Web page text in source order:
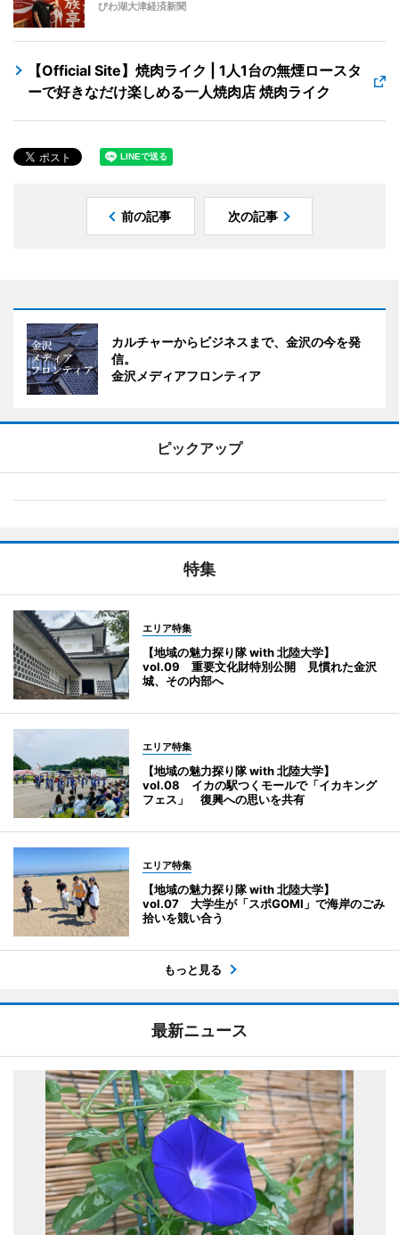
びわ湖大津経済新聞
【Official Site】焼肉ライク | 1人1台の無煙ロースタ
ーで好きなだけ楽しめる一人焼肉店 焼肉ライク
前の記事 次の記事
カルチャーからビジネスまで、金沢の今を発
信。
金沢メディアフロンティア
ピックアップ
特集
エリア特集
【地域の魅力探り隊 with 北陸大学】
vol.09 重要文化財特別公開 見慣れた金沢
城、その内部へ
エリア特集
【地域の魅力探り隊 with 北陸大学】
vol.08 イカの駅つくモールで「イカキング
フェス」 復興への思いを共有
エリア特集
【地域の魅力探り隊 with 北陸大学】
vol.07 大学生が「スポGOMI」で海岸のごみ
拾いを競い合う
もっと見る
最新ニュース